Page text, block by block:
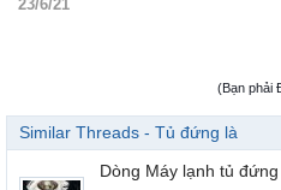
23/6/21
(Bạn phải
Similar Threads - Tủ đứng là
Dòng Máy lạnh tủ